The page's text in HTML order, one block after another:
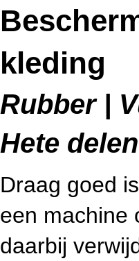
kleding
Rubber |
Hete delen
Draag goed
een machine
daarbij